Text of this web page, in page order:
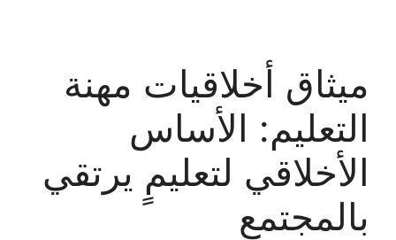
ميثاق أخلاقيات مهنة
التعليم: الأساس
الأخلاقي لتعليمٍ يرتقي
بالمجتمع